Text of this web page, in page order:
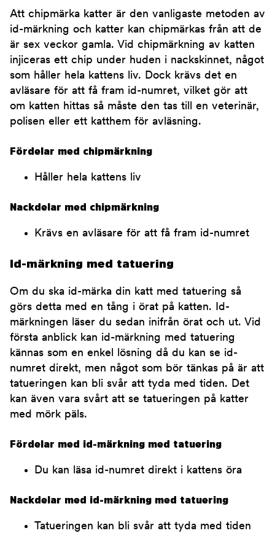
Att chipmärka katter är den vanligaste metoden av
id-märkning och katter kan chipmärkas från att de
är sex veckor gamla. Vid chipmärkning av katten
injiceras ett chip under huden i nackskinnet, något
som håller hela kattens liv. Dock krävs det en
avläsare för att få fram id-numret, vilket gör att
om katten hittas så måste den tas till en veterinär,
polisen eller ett katthem för avläsning.
Fördelar med chipmärkning
Håller hela kattens liv
Nackdelar med chipmärkning
Krävs en avläsare för att få fram id-numret
Id-märkning med tatuering
Om du ska id-märka din katt med tatuering så
görs detta med en tång i örat på katten. Id-
märkningen läser du sedan inifrån örat och ut. Vid
första anblick kan id-märkning med tatuering
kännas som en enkel lösning då du kan se id-
numret direkt, men något som bör tänkas på är att
tatueringen kan bli svår att tyda med tiden. Det
kan även vara svårt att se tatueringen på katter
med mörk päls.
Fördelar med id-märkning med tatuering
Du kan läsa id-numret direkt i kattens öra
Nackdelar med id-märkning med tatuering
Tatueringen kan bli svår att tyda med tiden